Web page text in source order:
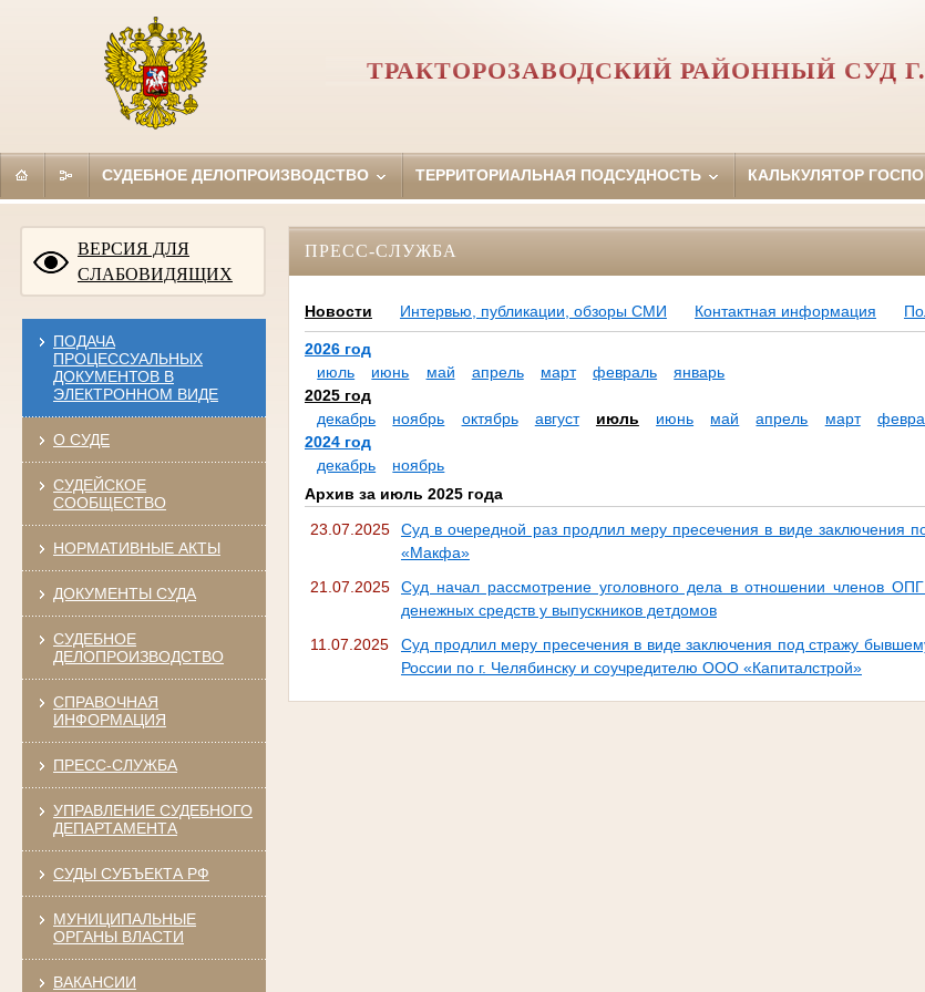
ТРАКТОРОЗАВОДСКИЙ РАЙОННЫЙ СУД
СУДЕБНОЕ ДЕЛОПРОИЗВОДСТВО ТЕРРИТОРИАЛЬНАЯ ПОДСУДНОСТЬ КАЛЬКУЛЯТОР
ВЕРСИЯ ДЛЯ
СЛАБОВИДЯЩИХ
ПОДАЧА
ПРОЦЕССУАЛЬНЫХ
ДОКУМЕНТОВ В
ЭЛЕКТРОННОМ ВИДЕ
О СУДЕ
СУДЕЙСКОЕ
СООБЩЕСТВО
НОРМАТИВНЫЕ АКТЫ
ДОКУМЕНТЫ СУДА
СУДЕБНОЕ
ДЕЛОПРОИЗВОДСТВО
СПРАВОЧНАЯ
ИНФОРМАЦИЯ
ПРЕСС-СЛУЖБА
УПРАВЛЕНИЕ СУДЕБНОГО
ДЕПАРТАМЕНТА
СУДЫ СУБЪЕКТА РФ
МУНИЦИПАЛЬНЫЕ
ОРГАНЫ ВЛАСТИ
ВАКАНСИИ
ПРЕСС-СЛУЖБА
Новости Интервью, публикации, обзоры СМИ Контактная информация
2026 год
июль
июнь май апрель март февраль
январь
2025 год
декабрь
ноябрь октябрь август июль июнь май апрель март
2024 год
декабрь
ноябрь
Архив за июль 2025 года
23.07.2025
Суд в очередной раз продлил меру пресечения в виде заключения
«Макфа»
21.07.2025
Суд начал рассмотрение уголовного дела в отношении членов
денежных средств у выпускников детдомов
11.07.2025
Суд продлил меру пресечения в виде заключения под стражу
России по г. Челябинску и соучредителю ООО «Капиталстрой»